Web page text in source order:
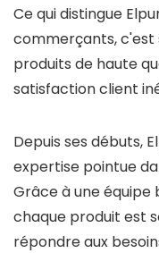
Ce qui distingue
commerçants, c'est
produits de haute
satisfaction client
Depuis ses débuts,
expertise pointue
Grâce à une équipe
chaque produit est
répondre aux